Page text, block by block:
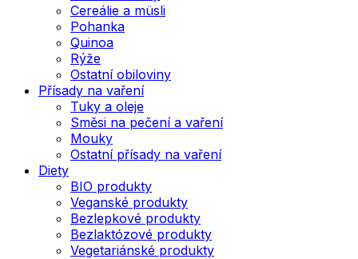
Cereálie a müsli
Pohanka
Quinoa
Rýže
Ostatní obiloviny
Přísady na vaření
Tuky a oleje
Směsi na pečení a vaření
Mouky
Ostatní přísady na vaření
Diety
BIO produkty
Veganské produkty
Bezlepkové produkty
Bezlaktózové produkty
Vegetariánské produkty